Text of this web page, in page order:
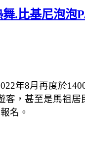
.比基尼泡泡
年8月再度於
，甚至是馬祖
名。